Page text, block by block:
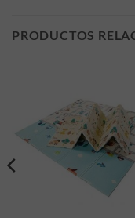
PRODUCTOS